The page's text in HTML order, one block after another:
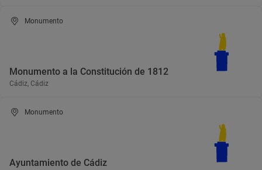
Monumento
Monumento a la Constitución de 1812
Cádiz, Cádiz
Monumento
Ayuntamiento de Cádiz